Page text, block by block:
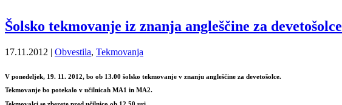
Šolsko tekmovanje iz znanja angleščine za devetošolce
17.11.2012 | Obvestila, Tekmovanja
V ponedeljek, 19. 11. 2012, bo ob 13.00 šolsko tekmovanje v znanju angleščine za devetošolce.
Tekmovanje bo potekalo v učilnicah MA1 in MA2.